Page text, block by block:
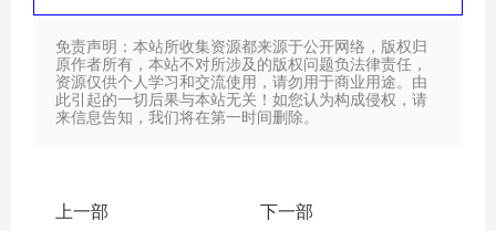
免责声明：本站所收集资源都来源于公开网络，版权归
原作者所有，本站不对所涉及的版权问题负法律责任，
资源仅供个人学习和交流使用，请勿用于商业用途。由
此引起的一切后果与本站无关！如您认为构成侵权，请
来信息告知，我们将在第一时间删除。
上一部 下一部